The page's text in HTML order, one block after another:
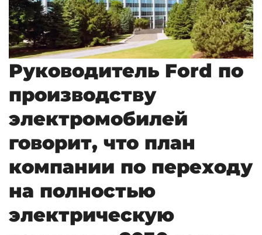
Руководитель Ford по
производству
электромобилей
говорит, что план
компании по переходу
на полностью
электрическую